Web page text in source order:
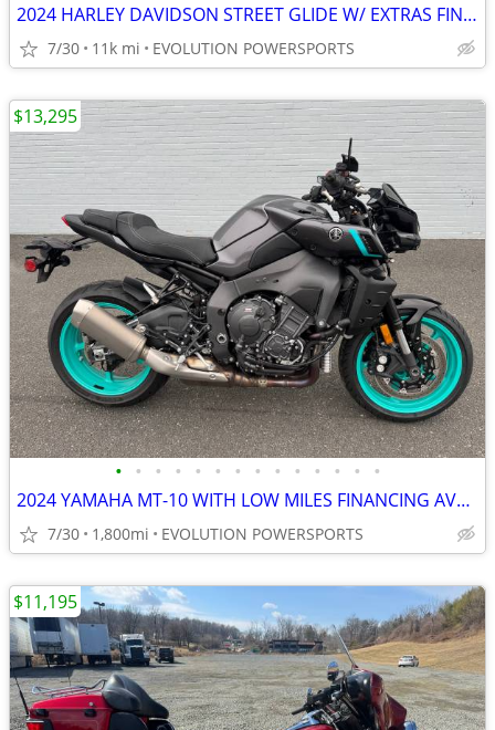
2024 HARLEY DAVIDSON STREET GLIDE W/ EXTRAS FINANCING AVAILABLE
7/30 11k mi EVOLUTION POWERSPORTS
• • • • • • • • • • • • • •
2024 YAMAHA MT-10 WITH LOW MILES FINANCING AVAILABLE
7/30 1,800mi EVOLUTION POWERSPORTS
$13,295
$11,195